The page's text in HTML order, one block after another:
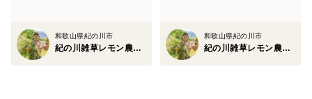
和歌山県紀の川市
紀の川雑草レモン農園Plus
和歌山県紀の川市
紀の川雑草レモン農園Plus